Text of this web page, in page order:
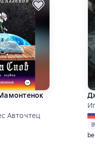
Авточтец
рейтинг 0 на основе 0